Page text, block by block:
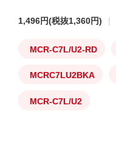
1,496円(税抜1,360円)
MCR-C7L/U2-RD
MCRC7LU2BKA
MCR-C7L/U2